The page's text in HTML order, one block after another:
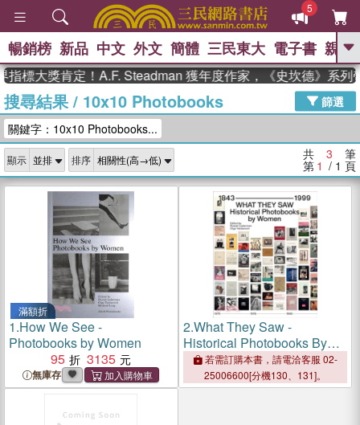
5
GO
熱搜： 東野圭吾 The Odyssey 、
父親節 、 如果歷史是一群喵 、 暑期
推薦
念華 、 台灣的李登輝時代 、 數學女
孩：黎曼猜想
偉大的迷走神經
暢銷榜 新品 中文 外文 簡體 三民東大 電子書 親子
標大獎肯定！A.F. Steadman 獲年度作家，《史坎德》系列
搜尋結果/ 10x10 Photobooks
篩選
關鍵字：10x10 Photobooks...
顯示 排序 共 3 筆
第 1 / 1 頁
滿額折
1.How We See -
Photobooks by Women
95
3135
無庫存
2.What They Saw -
Historical Photobooks By
Women 1843-1999
若需訂購本書，請電洽客服 02-
25006600[分機130、131]。